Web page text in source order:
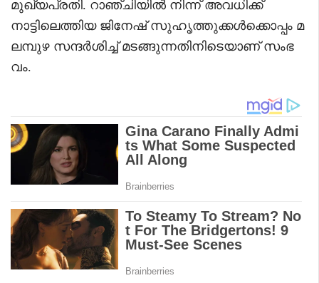
മുഖ്യപ്രതി. റാഞ്ചിയിൽ നിന്ന് അവധിക്ക്
നാട്ടിലെത്തിയ ജിനേഷ് സുഹൃത്തുക്കൾക്കൊപ്പം മ
ലമ്പുഴ സന്ദർശിച്ച് മടങ്ങുന്നതിനിടെയാണ് സംഭ
വം.